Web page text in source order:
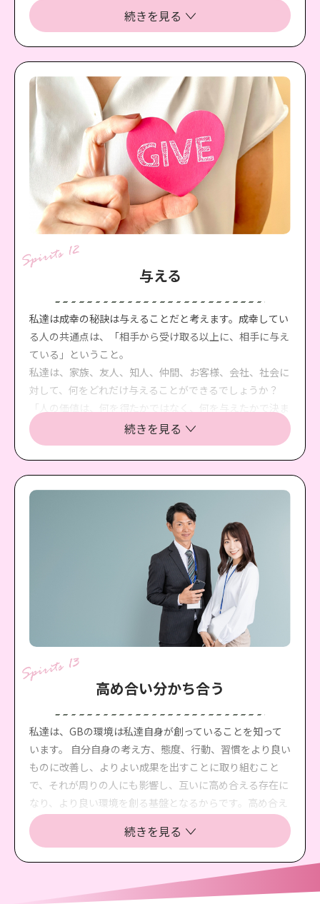
どを共有して前に進むことができ、大きな成果に繋がり、
互いに豊かになれます。
続きを見る
与える
私達は成幸の秘訣は与えることだと考えます。成幸してい
る人の共通点は、「相手から受け取る以上に、相手に与え
ている」ということ。
私達は、家族、友人、知人、仲間、お客様、会社、社会に
対して、何をどれだけ与えることができるでしょうか？
「人の価値は、何を得たかではなく、何を与えたかで決ま
ります。」
そして、周りに与えた価値の大きさに伴った幸せや成功を
手にすることができます。ですから私達は与えられる価値
の最大化に取り組んでいきます。
続きを見る
高め合い分かち合う
私達は、GBの環境は私達自身が創っていることを知って
います。 自分自身の考え方、態度、行動、習慣をより良い
ものに改善し、よりよい成果を出すことに取り組むこと
で、それが周りの人にも影響し、互いに高め合える存在に
なり、より良い環境を創る基盤となるからです。高め合え
る存在だからこそ、互いを尊重して、人の成幸を心から賞
賛して、心から喜ぶこともできるのです。
続きを見る